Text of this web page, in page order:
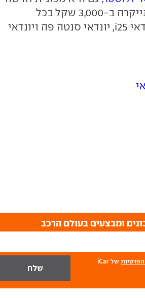
יחסית בהיצע של יונדאי, התייקרה ב-3,000 שקל בכל
i25, יונדאי סנטה פה ויונדאי
ומבצעים בעולם הרכב
הפרטיות
של iCar